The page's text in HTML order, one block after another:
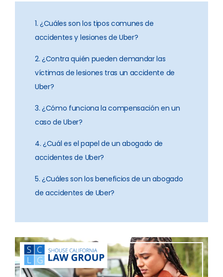
1. ¿Cuáles son los tipos comunes de
accidentes y lesiones de Uber?
2. ¿Contra quién pueden demandar las
víctimas de lesiones tras un accidente de
Uber?
3. ¿Cómo funciona la compensación en un
caso de Uber?
4. ¿Cuál es el papel de un abogado de
accidentes de Uber?
5. ¿Cuáles son los beneficios de un abogado
de accidentes de Uber?